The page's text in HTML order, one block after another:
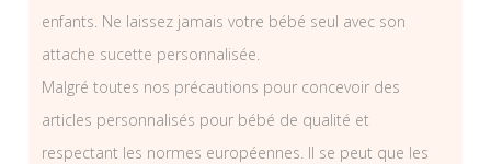
enfants. Ne laissez jamais votre bébé seul avec son
attache sucette personnalisée.
Malgré toutes nos précautions pour concevoir des
articles personnalisés pour bébé de qualité et
respectant les normes européennes. Il se peut que les